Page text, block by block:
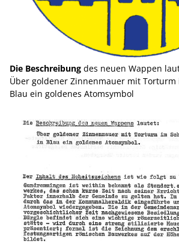
Die Beschreibung des neuen Wappen
Über goldener Zinnenmauer mit
Blau ein goldenes Atomsymbol